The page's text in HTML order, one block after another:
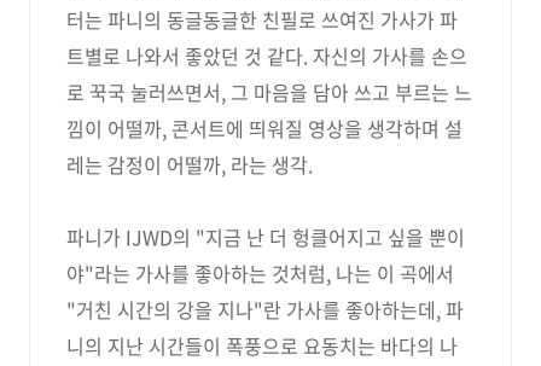
터는 파니의 동글동글한 친필로 쓰여진 가사가 파
트별로 나와서 좋았던 것 같다. 자신의 가사를 손으
로 꾹국 눌러쓰면서, 그 마음을 담아 쓰고 부르는 느
낌이 어떨까, 콘서트에 띄워질 영상을 생각하며 설
레는 감정이 어떨까, 라는 생각.
파니가 IJWD의 "지금 난 더 헝클어지고 싶을 뿐이
야"라는 가사를 좋아하는 것처럼, 나는 이 곡에서
"거친 시간의 강을 지나"란 가사를 좋아하는데, 파
니의 지난 시간들이 폭풍으로 요동치는 바다의 나